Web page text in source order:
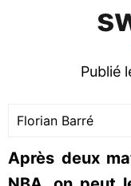
Publié
Florian Barré
Après deux